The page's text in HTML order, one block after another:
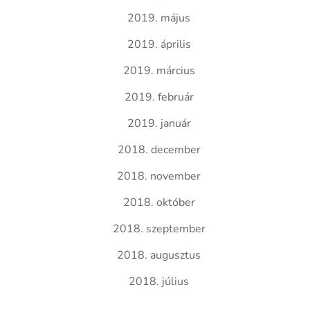
2019. május
2019. április
2019. március
2019. február
2019. január
2018. december
2018. november
2018. október
2018. szeptember
2018. augusztus
2018. július